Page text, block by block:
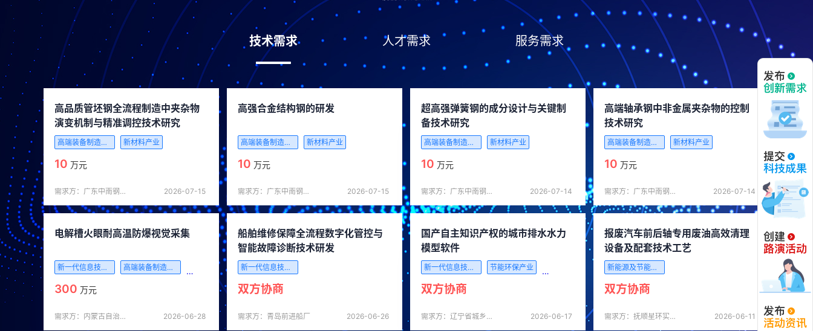
技术需求 人才需求 服务需求
高品质管坯钢全流程制造中夹杂物
演变机制与精准调控技术研究
高端装备制造产业 新材料产业
10 万元
需求方：广东中南钢铁股份有限公司 2026-07-15
高强合金结构钢的研发
高端装备制造产业 新材料产业
10 万元
需求方：广东中南钢铁股份有限公司 2026-07-15
超高强弹簧钢的成分设计与关键制
备技术研究
高端装备制造产业 新材料产业
10 万元
需求方：广东中南钢铁股份有限公司 2026-07-14
高端轴承钢中非金属夹杂物的控制
技术研究
高端装备制造产业 新材料产业
10 万元
需求方：广东中南钢铁股份有限公司 2026-07-14
电解槽火眼耐高温防爆视觉采集
新一代信息技术产业 高端装备制造产业
300 万元
需求方：内蒙古自治区通辽市科学技术协会 2026-06-28
船舶维修保障全流程数字化管控与
智能故障诊断技术研发
新一代信息技术产业
双方协商
需求方：青岛前进船厂 2026-06-26
国产自主知识产权的城市排水水力
模型软件
新一代信息技术产业 节能环保产业 新兴软件和新型信息技术服务
双方协商
需求方：辽宁省城乡建设规划设计院有限责任公司 2026-06-17
报废汽车前后轴专用废油高效清理
设备及配套技术工艺
新能源及节能技术
双方协商
需求方：抚顺星环实业有限公司 2026-06-11